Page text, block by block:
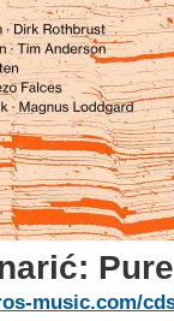
music.com/